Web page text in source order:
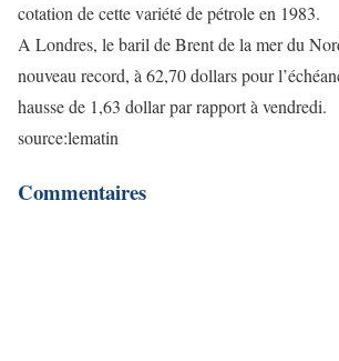
cotation de cette variété de pétrole en 1983.
A Londres, le baril de Brent de la mer du
nouveau record, à 62,70 dollars pour
hausse de 1,63 dollar par rapport à vendredi.
source:lematin
Commentaires